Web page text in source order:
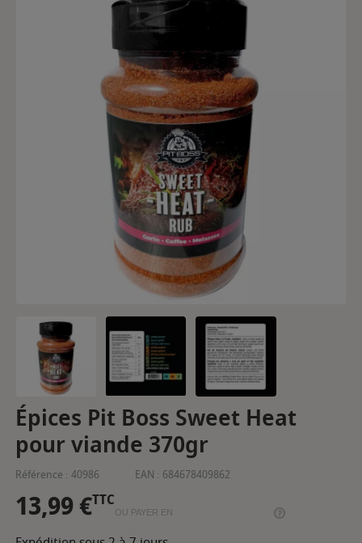
Épices Pit Boss Sweet Heat
pour viande 370gr
Référence : 40986 EAN : 684678409862
13,99 €TTC
OU PAYER EN